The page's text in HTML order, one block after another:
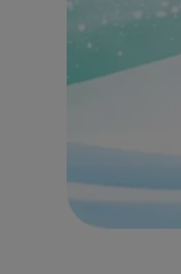
(új oldalon